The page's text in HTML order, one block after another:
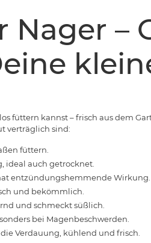
Nager –
füttern kannst – frisch aus dem
verträglich sind:
füttern.
ideal auch getrocknet.
entzündungshemmende Wirkung.
und bekömmlich.
und schmeckt süßlich.
bei Magenbeschwerden.
Verdauung, kühlend und frisch.